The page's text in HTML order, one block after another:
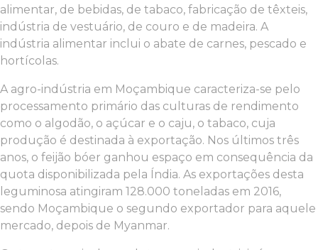
alimentar, de bebidas, de tabaco, fabricação de têxteis,
indústria de vestuário, de couro e de madeira. A
indústria alimentar inclui o abate de carnes, pescado e
hortícolas.
A agro-indústria em Moçambique caracteriza-se pelo
processamento primário das culturas de rendimento
como o algodão, o açúcar e o caju, o tabaco, cuja
produção é destinada à exportação. Nos últimos três
anos, o feijão bóer ganhou espaço em consequência da
quota disponibilizada pela Índia. As exportações desta
leguminosa atingiram 128.000 toneladas em 2016,
sendo Moçambique o segundo exportador para aquele
mercado, depois de Myanmar.